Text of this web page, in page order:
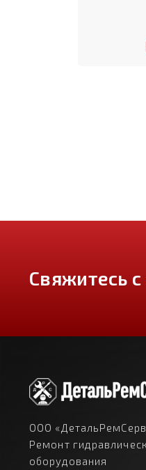
Свяжитесь
ООО
Ремонт
оборудования